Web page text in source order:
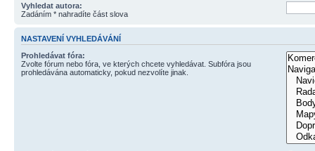
Vyhledat autora:
Zadáním * nahradíte část slova
NASTAVENÍ VYHLEDÁVÁNÍ
Prohledávat fóra:
Zvolte fórum nebo fóra, ve kterých chcete vyhledávat. Subfóra jsou
prohledávána automaticky, pokud nezvolíte jinak.